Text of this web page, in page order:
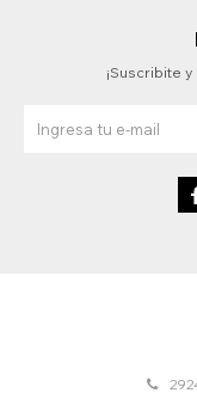
¡Suscribite